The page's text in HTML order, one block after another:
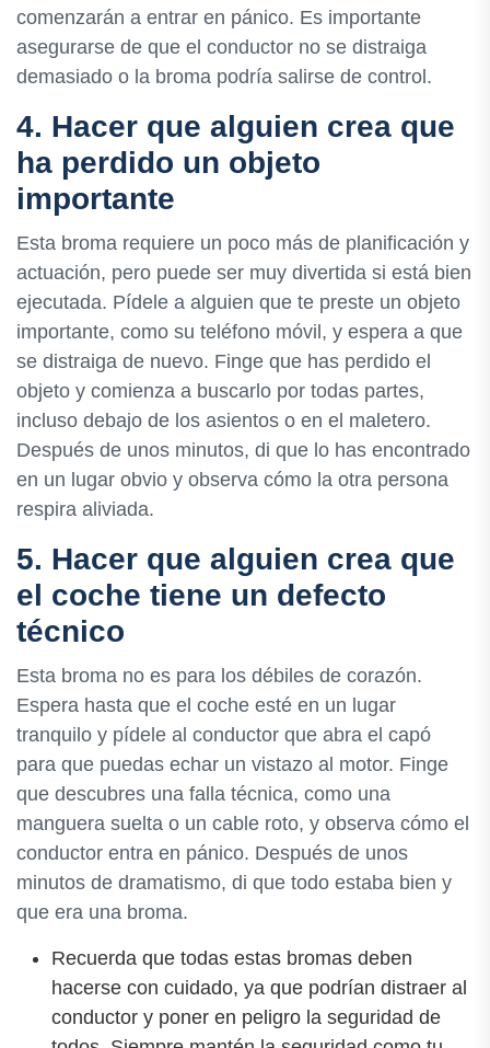
comenzarán a entrar en pánico. Es importante
asegurarse de que el conductor no se distraiga
demasiado o la broma podría salirse de control.
4. Hacer que alguien crea que
ha perdido un objeto
importante
Esta broma requiere un poco más de planificación y
actuación, pero puede ser muy divertida si está bien
ejecutada. Pídele a alguien que te preste un objeto
importante, como su teléfono móvil, y espera a que
se distraiga de nuevo. Finge que has perdido el
objeto y comienza a buscarlo por todas partes,
incluso debajo de los asientos o en el maletero.
Después de unos minutos, di que lo has encontrado
en un lugar obvio y observa cómo la otra persona
respira aliviada.
5. Hacer que alguien crea que
el coche tiene un defecto
técnico
Esta broma no es para los débiles de corazón.
Espera hasta que el coche esté en un lugar
tranquilo y pídele al conductor que abra el capó
para que puedas echar un vistazo al motor. Finge
que descubres una falla técnica, como una
manguera suelta o un cable roto, y observa cómo el
conductor entra en pánico. Después de unos
minutos de dramatismo, di que todo estaba bien y
que era una broma.
Recuerda que todas estas bromas deben
hacerse con cuidado, ya que podrían distraer al
conductor y poner en peligro la seguridad de